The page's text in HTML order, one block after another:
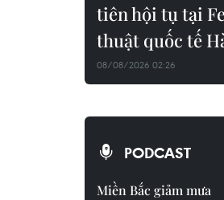
tiên hội tụ tại
thuật quốc tế
08/08/2026 02:26
PODCAST
Miền Bắc giảm mưa